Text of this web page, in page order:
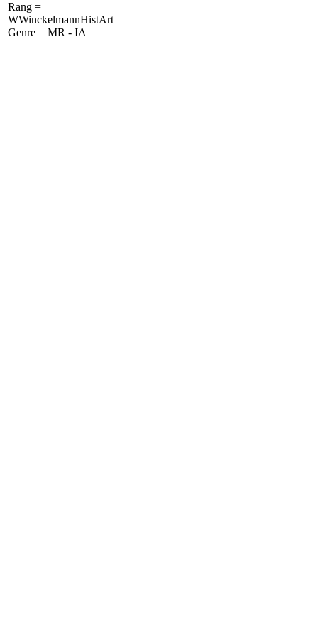
Rang =
WWinckelmannHistArt
Genre = MR - IA